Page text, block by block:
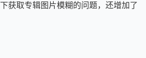
获取专辑图片模糊的问题，还增加了